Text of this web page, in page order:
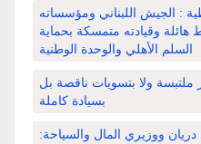
: الجيش اللبناني ومؤسساته
وقيادته متمسكة بحماية
السلم الأهلي والوحدة الوطنية
ملتبسة ولا بتسويات ناقصة بل
بسيادة كاملة
ووزيري المال والسياحة: